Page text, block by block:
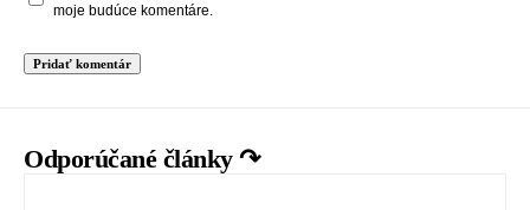
moje budúce komentáre.
Odporúčané články ↷